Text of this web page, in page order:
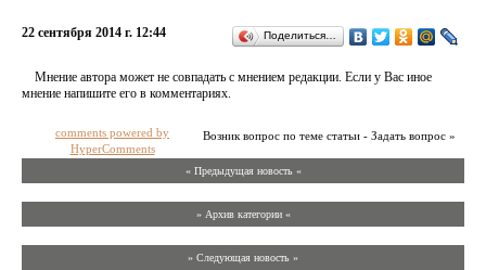
22 сентября 2014 г. 12:44 Поделиться…
Мнение автора может не совпадать с мнением редакции. Если у Вас иное
мнение напишите его в комментариях.
Возник вопрос по теме статьи - Задать вопрос »
comments powered by
HyperComments
« Предыдущая новость «
» Архив категории «
» Следующая новость »